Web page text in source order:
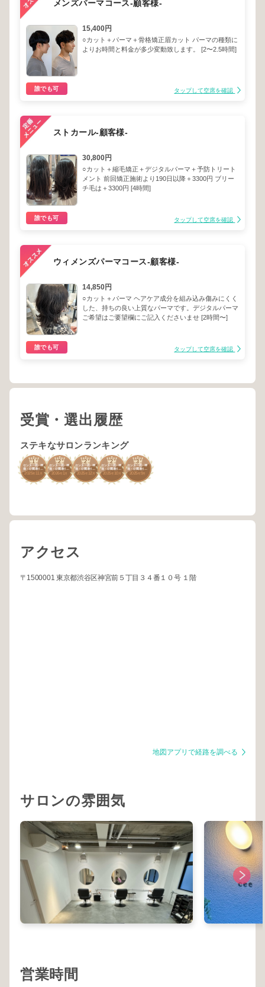
メンズパーマコース-顧客様-
15,400円
○カット＋パーマ＋骨格矯正眉カット パーマの種類に
よりお時間と料金が多少変動致します。 [2〜2.5時間]
誰でも可 タップして空席を確認
ストカール-顧客様-
30,800円
○カット＋縮毛矯正＋デジタルパーマ＋予防トリート
メント 前回矯正施術より190日以降＋3300円 ブリー
チ毛は＋3300円 [4時間]
誰でも可 タップして空席を確認
ウィメンズパーマコース-顧客様-
14,850円
○カット＋パーマ ヘアケア成分を組み込み傷みにくく
した、持ちの良い上質なパーマです。デジタルパーマ
ご希望はご要望欄にご記入くださいませ [2時間〜]
誰でも可 タップして空席を確認
受賞・選出履歴
ステキなサロンランキング
1
センター街・神
南・公園通り・
道玄坂・神泉
2025年 11
2
センター街・神
南・公園通り・
道玄坂・神泉
2026年 1
2
センター街・神
南・公園通り・
道玄坂・神泉
2025年 12月
2
センター街・神
南・公園通り・
道玄坂・神泉
2025年 10
3
センター街・神
南・公園通り・
道玄坂・神泉
2025年 9
アクセス
〒1500001 東京都渋谷区神宮前５丁目３４番１０号 １階
地図アプリで経路を調べる
サロンの雰囲気
営業時間